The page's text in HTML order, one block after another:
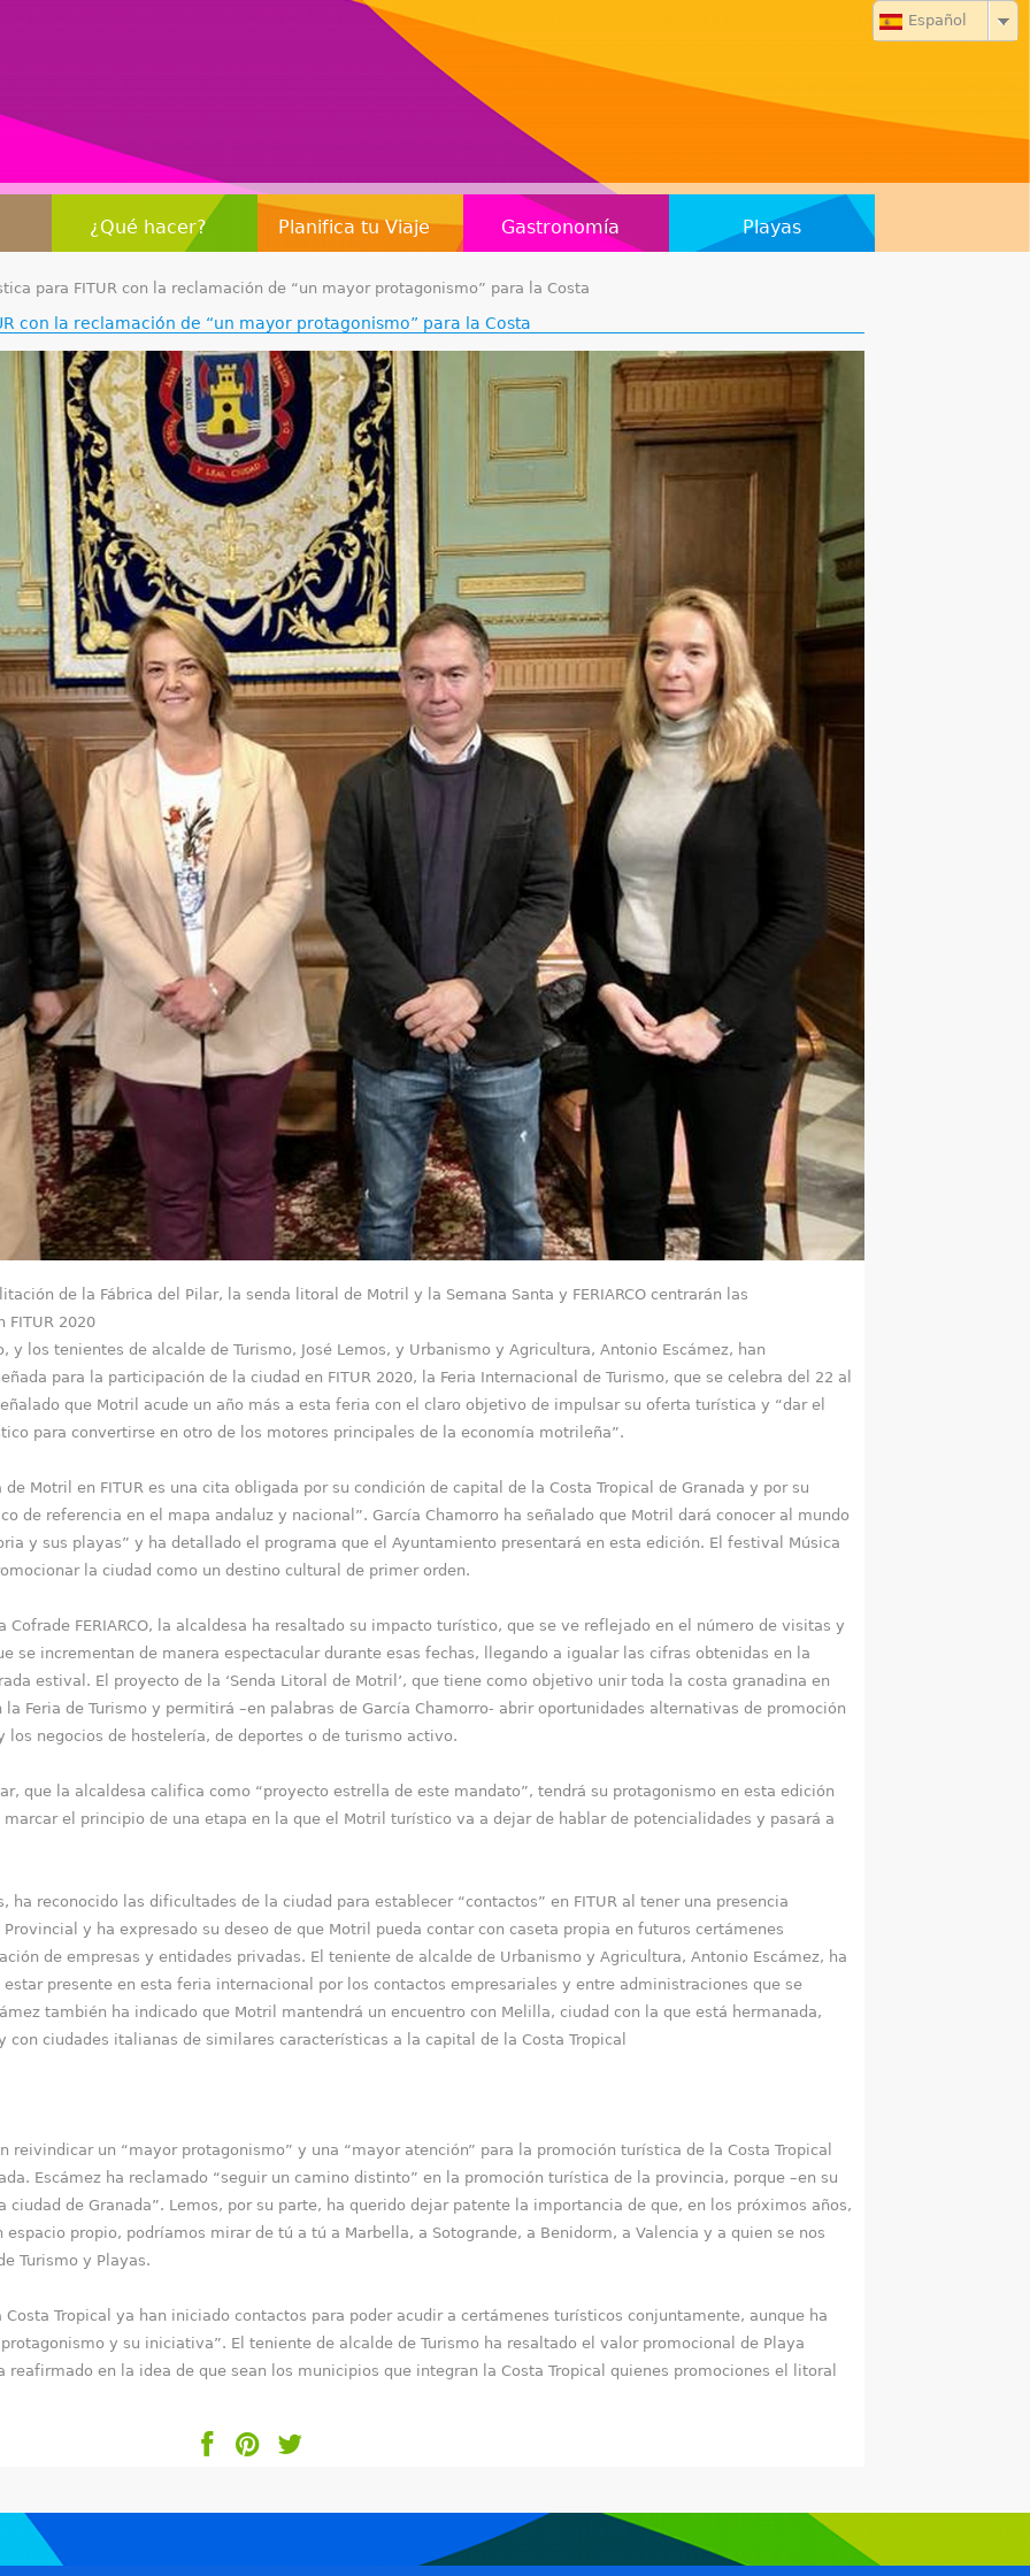
Español
¿Qué hacer? Planifica tu Viaje Gastronomía Playas
para FITUR con la reclamación de “un mayor protagonismo” para la Costa
con la reclamación de “un mayor protagonismo” para la Costa
de la Fábrica del Pilar, la senda litoral de Motril y la Semana Santa y FERIARCO centrarán las
FITUR 2020
y los tenientes de alcalde de Turismo, José Lemos, y Urbanismo y Agricultura, Antonio Escámez, han
para la participación de la ciudad en FITUR 2020, la Feria Internacional de Turismo, que se celebra del 22 al
que Motril acude un año más a esta feria con el claro objetivo de impulsar su oferta turística y “dar el
para convertirse en otro de los motores principales de la economía motrileña”.
Motril en FITUR es una cita obligada por su condición de capital de la Costa Tropical de Granada y por su
de referencia en el mapa andaluz y nacional”. García Chamorro ha señalado que Motril dará conocer al mundo
y sus playas” y ha detallado el programa que el Ayuntamiento presentará en esta edición. El festival Música
la ciudad como un destino cultural de primer orden.
Cofrade FERIARCO, la alcaldesa ha resaltado su impacto turístico, que se ve reflejado en el número de visitas y
se incrementan de manera espectacular durante esas fechas, llegando a igualar las cifras obtenidas en la
estival. El proyecto de la ‘Senda Litoral de Motril’, que tiene como objetivo unir toda la costa granadina en
Feria de Turismo y permitirá –en palabras de García Chamorro- abrir oportunidades alternativas de promoción
negocios de hostelería, de deportes o de turismo activo.
que la alcaldesa califica como “proyecto estrella de este mandato”, tendrá su protagonismo en esta edición
marcar el principio de una etapa en la que el Motril turístico va a dejar de hablar de potencialidades y pasará a
ha reconocido las dificultades de la ciudad para establecer “contactos” en FITUR al tener una presencia
y ha expresado su deseo de que Motril pueda contar con caseta propia en futuros certámenes
de empresas y entidades privadas. El teniente de alcalde de Urbanismo y Agricultura, Antonio Escámez, ha
presente en esta feria internacional por los contactos empresariales y entre administraciones que se
también ha indicado que Motril mantendrá un encuentro con Melilla, ciudad con la que está hermanada,
con ciudades italianas de similares características a la capital de la Costa Tropical
reivindicar un “mayor protagonismo” y una “mayor atención” para la promoción turística de la Costa Tropical
Escámez ha reclamado “seguir un camino distinto” en la promoción turística de la provincia, porque –en su
de Granada”. Lemos, por su parte, ha querido dejar patente la importancia de que, en los próximos años,
espacio propio, podríamos mirar de tú a tú a Marbella, a Sotogrande, a Benidorm, a Valencia y a quien se nos
Turismo y Playas.
Tropical ya han iniciado contactos para poder acudir a certámenes turísticos conjuntamente, aunque ha
y su iniciativa”. El teniente de alcalde de Turismo ha resaltado el valor promocional de Playa
reafirmado en la idea de que sean los municipios que integran la Costa Tropical quienes promociones el litoral